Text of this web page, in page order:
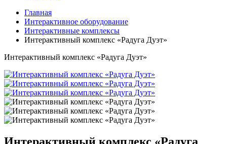
Главная
Интерактивное оборудование
Интерактивные комплексы
Интерактивный комплекс «Радуга Дуэт»
Интерактивный комплекс «Радуга Дуэт»